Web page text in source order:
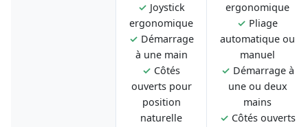
✓ Joystick
ergonomique
✓ Démarrage
à une main
✓ Côtés
ouverts pour
position
naturelle
ergonomique
✓ Pliage
automatique ou
manuel
✓ Démarrage à
une ou deux
mains
✓ Côtés ouverts